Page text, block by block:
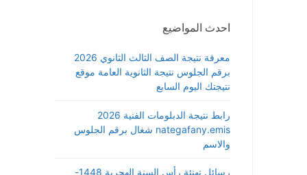
احدث المواضيع
معرفة نتيجة الصف الثالث الثانوي 2026
برقم الجلوس نتيجة الثانوية العامة موقع
نتيجتك اليوم السابع
رابط نتيجة الدبلومات الفنية 2026
nategafany.emis شغال برقم الجلوس
والاسم
رسائل تهنئة رأس السنة الهجرية 1448-